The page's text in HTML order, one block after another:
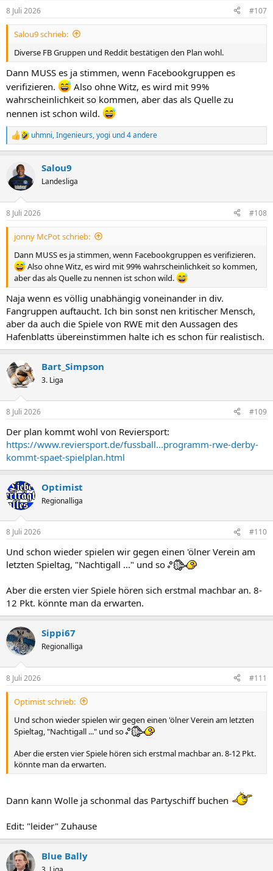
8 Juli 2026 #107
Salou9 schrieb:
Diverse FB Gruppen und Reddit bestätigen den Plan wohl.
Dann MUSS es ja stimmen, wenn Facebookgruppen es
verifizieren.
Also ohne Witz, es wird mit 99%
wahrscheinlichkeit so kommen, aber das als Quelle zu
nennen ist schon wild.
R
e
k
t
i
e
n
uhmni,Ingenieurs,yogi und 4 andere
Salou9
Landesliga
8 Juli 2026 #108
jonny McPot schrieb:
Dann MUSS es ja stimmen, wenn Facebookgruppen es verifizieren.
Also ohne Witz, es wird mit 99% wahrscheinlichkeit so kommen,
aber das als Quelle zu nennen ist schon wild.
Naja wenn es völlig unabhängig voneinander in div.
Fangruppen auftaucht. Ich bin sonst nen kritischer Mensch,
aber da auch die Spiele von RWE mit den Aussagen des
Hafenblatts übereinstimmen halte ich es schon für realistisch.
Bart_Simpson
3. Liga
8 Juli 2026 #109
Der plan kommt wohl von Reviersport:
https://www.reviersport.de/fussball...programm-rwe-derby-
kommt-spaet-spielplan.html
Optimist
Regionalliga
8 Juli 2026 #110
Und schon wieder spielen wir gegen einen 'ölner Verein am
letzten Spieltag, "Nachtigall ..." und so
Aber die ersten vier Spiele hören sich erstmal machbar an. 8-
12 Pkt. könnte man da erwarten.
Sippi67
Regionalliga
8 Juli 2026 #111
Optimist schrieb:
Und schon wieder spielen wir gegen einen 'ölner Verein am letzten
Spieltag, "Nachtigall ..." und so
Aber die ersten vier Spiele hören sich erstmal machbar an. 8-12 Pkt.
könnte man da erwarten.
Dann kann Wolle ja schonmal das Partyschiff buchen
Edit: "leider" Zuhause
Blue Bally